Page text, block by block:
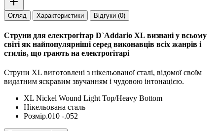
Огляд Характеристики Відгуки (0)
Струни для електрогітар D`Addario XL визнані у всьому
світі як найпопулярніші серед виконавців всіх жанрів і
стилів, що грають на електрогітарі
Струни XL виготовлені з нікельованої сталі, відомої своїм
видатним яскравим звучанням і чудовою інтонацією.
XL Nickel Wound Light Top/Heavy Bottom
Нікельована сталь
Розмір.010 -.052